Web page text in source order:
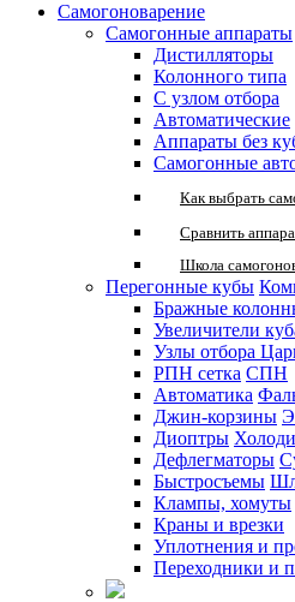
Самогоноварение
Самогонные аппараты
Дистилляторы
Колонного типа
С узлом отбора
Автоматические
Аппараты без
Самогонные
Как выбрать
Сравнить
Школа
Перегонные кубы
Бражные
Увеличители
Узлы отбора
РПН сетка СПН
Автоматика
Джин-корзины
Диоптры
Дефлегматоры
Быстросъемы
Клампы, хомуты
Краны и врезки
Уплотнения и
Переходники и